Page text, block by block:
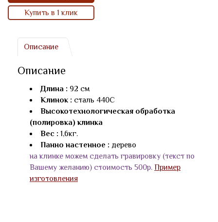
Описание
Описание
Длина : 92 см
Клинок : сталь 440С
Высокотехнологическая обработка
(полировка) клинка
Вес : 1,6кг.
Панно настенное : дерево
на клинке можем сделать гравировку (текст по
Вашему желанию) стоимость 500р. Пример
изготовления
Купить в 1 клик